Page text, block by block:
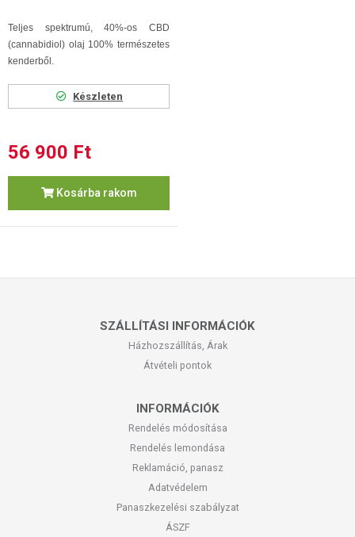
Teljes spektrumú, 40%-os CBD
(cannabidiol) olaj 100% természetes
kenderből.
Készleten
56 900 Ft
Kosárba rakom
SZÁLLÍTÁSI INFORMÁCIÓK
Házhozszállítás, Árak
Átvételi pontok
INFORMÁCIÓK
Rendelés módosítása
Rendelés lemondása
Reklamáció, panasz
Adatvédelem
Panaszkezelési szabályzat
ÁSZF